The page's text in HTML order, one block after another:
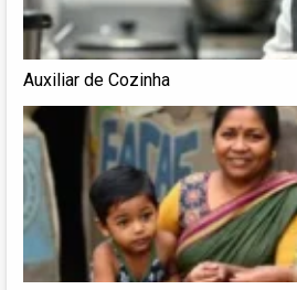
Auxiliar de Cozinha